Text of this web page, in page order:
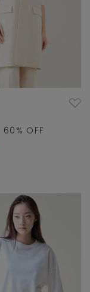
60 % OFF